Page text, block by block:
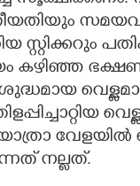
കഴിഞ്ഞ
വേളയിൽ
നല്ലത്.